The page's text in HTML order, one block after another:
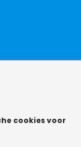
cookies voor